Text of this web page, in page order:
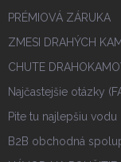
PRÉMIOVÁ ZÁRUKA
ZMESI DRAHÝCH
CHUTE
Najčastejšie otázky
Pite tu najlepšiu vodu
B2B obchodná